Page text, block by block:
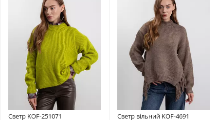
Светр KOF-251071 Светр вільний KOF-4691